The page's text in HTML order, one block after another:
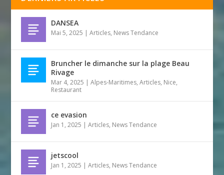
DANSEA
Mai 5, 2025 |Articles, News Tendance
Bruncher le dimanche sur la plage Beau
Rivage
Mar 4, 2025 |Alpes-Maritimes,Articles, Nice,
Restaurant
ce evasion
Jan 1, 2025 |Articles, News Tendance
jetscool
Jan 1, 2025 |Articles, News Tendance